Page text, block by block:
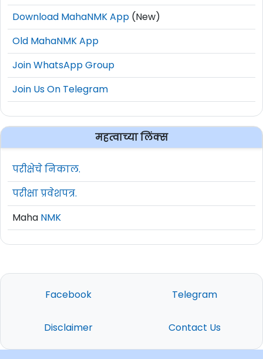
Download MahaNMK App (New)
Old MahaNMK App
Join WhatsApp Group
Join Us On Telegram
महत्वाच्या लिंक्स
परीक्षेचे निकाल.
परीक्षा प्रवेशपत्र.
Maha NMK
Facebook Telegram
Disclaimer Contact Us